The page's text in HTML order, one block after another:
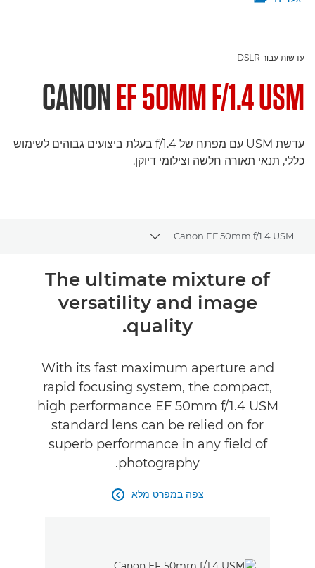
עדשות עבור DSLR
CANONEF 50MM F/1.4 USM
עדשת USM עם מפתח של f/1.4 בעלת ביצועים גבוהים לשימוש
כללי, תנאי תאורה חלשה וצילומי דיוקן.
Canon EF 50mm f/1.4 USM
Toggle breadcrumbs
סקירהThe ultimate mixture of
versatility and image
quality.
With its fast maximum aperture and
rapid focusing system, the compact,
high performance EF 50mm f/1.4 USM
standard lens can be relied on for
superb performance in any field of
photography.
צפה במפרט מלא 